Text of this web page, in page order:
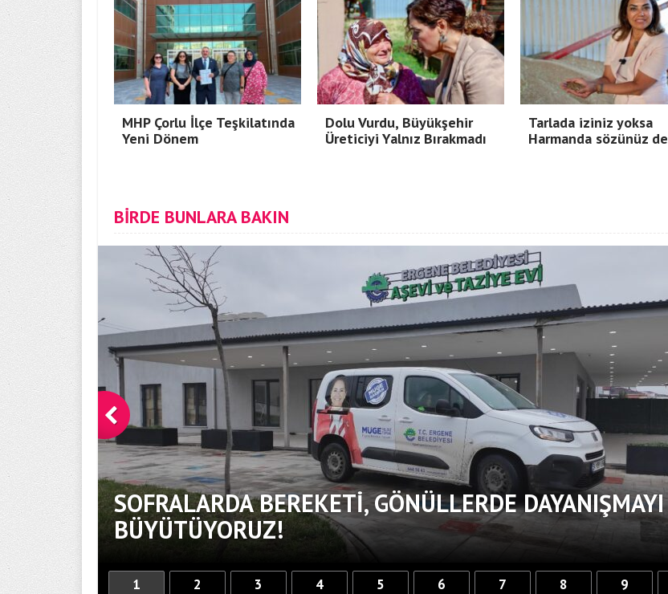
MHP Çorlu İlçe Teşkilatında
Yeni Dönem
Dolu Vurdu, Büyükşehir
Üreticiyi Yalnız Bırakmadı
Tarlada iziniz yoksa
Harmanda sözünüz de
BİRDE BUNLARA BAKIN
SOFRALARDA BEREKETİ, GÖNÜLLERDE DAYANIŞMAYI
BÜYÜTÜYORUZ!
1 2 3 4 5 6 7 8 9